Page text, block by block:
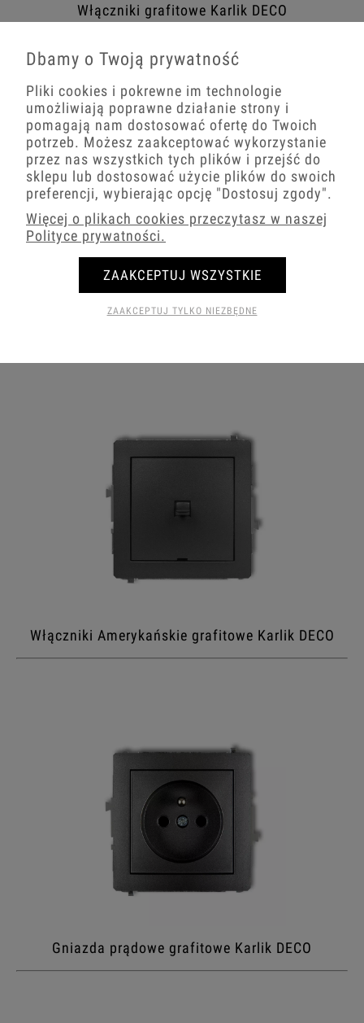
Włączniki grafitowe Karlik DECO
Moduły elektroniczne grafitowe Karlik DECO
Włączniki Amerykańskie grafitowe Karlik DECO
Gniazda prądowe grafitowe Karlik DECO
Dbamy o Twoją prywatność
Pliki cookies i pokrewne im technologie
umożliwiają poprawne działanie strony i
pomagają nam dostosować ofertę do Twoich
potrzeb. Możesz zaakceptować wykorzystanie
przez nas wszystkich tych plików i przejść do
sklepu lub dostosować użycie plików do swoich
preferencji, wybierając opcję "Dostosuj zgody".
Więcej o plikach cookies przeczytasz w naszej
Polityce prywatności.
ZAAKCEPTUJ TYLKO NIEZBĘDNE
ZAAKCEPTUJ WSZYSTKIE